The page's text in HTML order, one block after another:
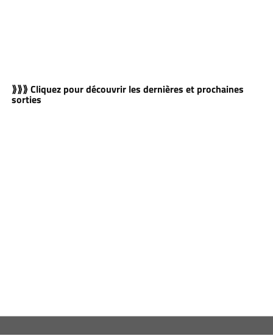
⟫⟫⟫ Cliquez pour découvrir les dernières et prochaines
sorties